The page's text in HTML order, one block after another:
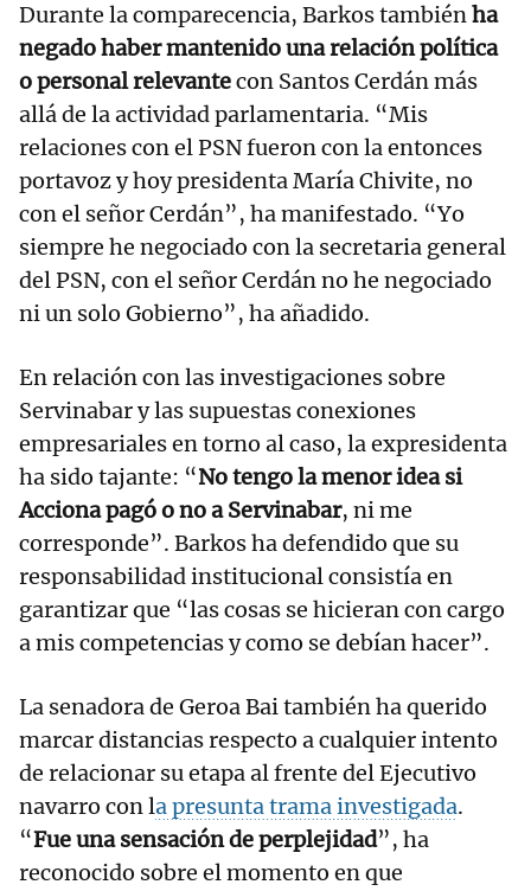
Durante la comparecencia, Barkos tambiénha
negado haber mantenido una relación política
o personal relevantecon Santos Cerdán más
allá de la actividad parlamentaria. “Mis
relaciones con el PSN fueron con la entonces
portavoz y hoy presidenta María Chivite, no
con el señor Cerdán”, ha manifestado. “Yo
siempre he negociado con la secretaria general
del PSN, con el señor Cerdán no he negociado
ni un solo Gobierno”, ha añadido.
En relación con las investigaciones sobre
Servinabar y las supuestas conexiones
empresariales en torno al caso, la expresidenta
ha sido tajante: “No tengo la menor idea si
Acciona pagó o no a Servinabar, ni me
corresponde”. Barkos ha defendido que su
responsabilidad institucional consistía en
garantizar que “las cosas se hicieran con cargo
a mis competencias y como se debían hacer”.
La senadora de Geroa Bai también ha querido
marcar distancias respecto a cualquier intento
de relacionar su etapa al frente del Ejecutivo
navarro con la presunta trama investigada.
“Fue una sensación de perplejidad”, ha
reconocido sobre el momento en que